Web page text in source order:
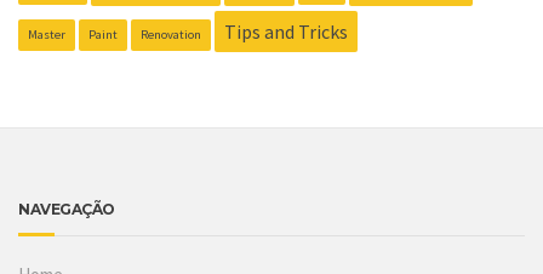
Master Paint Renovation Tips and Tricks
NAVEGAÇÃO